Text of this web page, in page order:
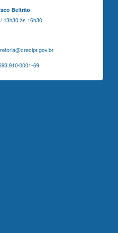
Beltrão
13h30 às 16h30
0001-69